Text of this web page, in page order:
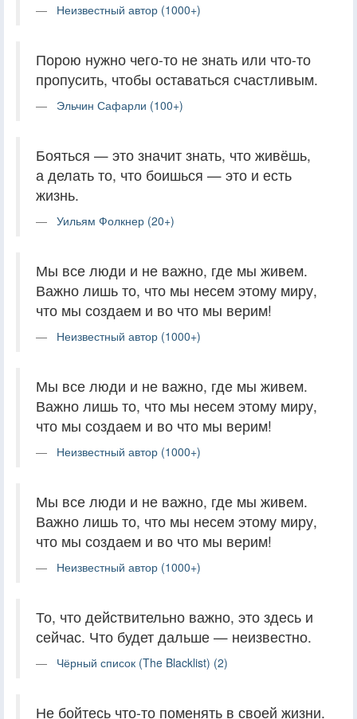
Неизвестный автор (1000+)
Порою нужно чего-то не знать или что-то
пропусить, чтобы оставаться счастливым.
Эльчин Сафарли (100+)
Бояться — это значит знать, что живёшь,
а делать то, что боишься — это и есть
жизнь.
Уильям Фолкнер (20+)
Мы все люди и не важно, где мы живем.
Важно лишь то, что мы несем этому миру,
что мы создаем и во что мы верим!
Неизвестный автор (1000+)
Мы все люди и не важно, где мы живем.
Важно лишь то, что мы несем этому миру,
что мы создаем и во что мы верим!
Неизвестный автор (1000+)
Мы все люди и не важно, где мы живем.
Важно лишь то, что мы несем этому миру,
что мы создаем и во что мы верим!
Неизвестный автор (1000+)
То, что действительно важно, это здесь и
сейчас. Что будет дальше — неизвестно.
Чёрный список (The Blacklist) (2)
Не бойтесь что-то поменять в своей жизни.